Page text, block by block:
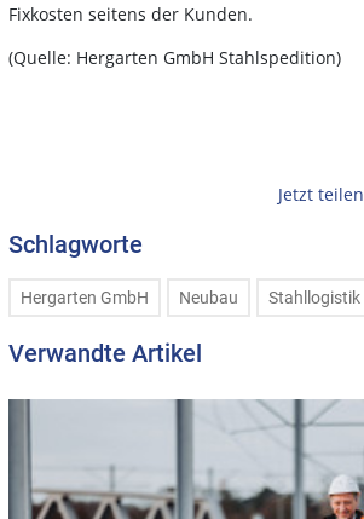
Fixkosten seitens der Kunden.
(Quelle: Hergarten GmbH Stahlspedition)
Jetzt teilen
Schlagworte
Hergarten GmbH Neubau Stahllogistik
Verwandte Artikel